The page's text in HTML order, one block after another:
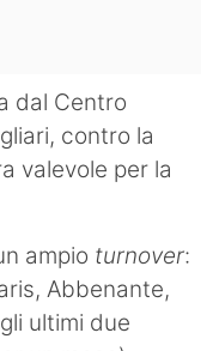
dal Centro
contro la
valevole per la
ampio turnover:
Abbenante,
ultimi due